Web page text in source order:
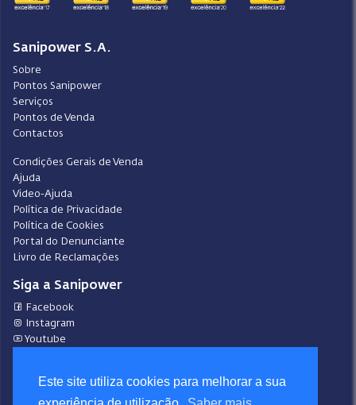
Este site utiliza cookies para melhorar a sua
Sanipower S.A.
Sobre
Pontos Sanipower
Serviços
Pontos de Venda
Contactos
Condições Gerais de Venda
Ajuda
Video-Ajuda
Política de Privacidade
Política de Cookies
Portal do Denunciante
Livro de Reclamações
Siga a Sanipower
Facebook
Instagram
Youtube
Design
Sanipower S.A.